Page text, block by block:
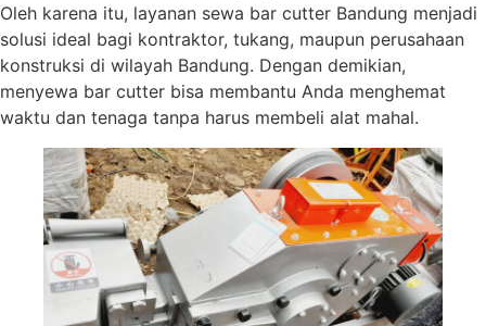
Oleh karena itu, layanan sewa bar cutter Bandung menjadi
solusi ideal bagi kontraktor, tukang, maupun perusahaan
konstruksi di wilayah Bandung. Dengan demikian,
menyewa bar cutter bisa membantu Anda menghemat
waktu dan tenaga tanpa harus membeli alat mahal.